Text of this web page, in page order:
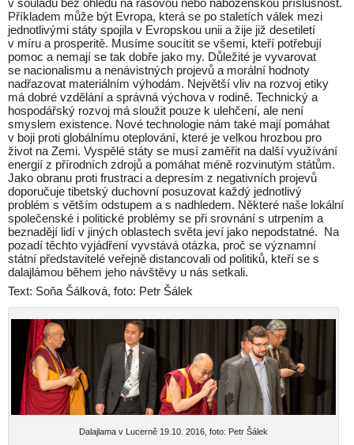
v souladu bez ohledu na rasovou nebo náboženskou příslušnost.
Příkladem může být Evropa, která se po staletích válek mezi
jednotlivými státy spojila v Evropskou unii a žije již desetiletí
v míru a prosperitě. Musíme soucítit se všemi, kteří potřebují
pomoc a nemají se tak dobře jako my. Důležité je vyvarovat
se nacionalismu a nenávistných projevů a morální hodnoty
nadřazovat materiálním výhodám. Největší vliv na rozvoj etiky
má dobré vzdělání a správná výchova v rodině. Technický a
hospodářský rozvoj má sloužit pouze k ulehčení, ale není
smyslem existence. Nové technologie nám také mají pomáhat
v boji proti globálnímu oteplování, které je velkou hrozbou pro
život na Zemi. Vyspělé státy se musí zaměřit na další využívání
energií z přírodních zdrojů a pomáhat méně rozvinutým státům.
Jako obranu proti frustraci a depresím z negativních projevů
doporučuje tibetský duchovní posuzovat každý jednotlivý
problém s větším odstupem a s nadhledem. Některé naše lokální
společenské i politické problémy se při srovnání s utrpením a
beznadějí lidí v jiných oblastech světa jeví jako nepodstatné. Na
pozadí těchto vyjádření vyvstává otázka, proč se významní
státní představitelé veřejně distancovali od politiků, kteří se s
dalajlámou během jeho návštěvy u nás setkali.
Text: Soňa Šálková, foto: Petr Šálek
Dalajlama v Lucerně 19.10. 2016, foto: Petr Šálek